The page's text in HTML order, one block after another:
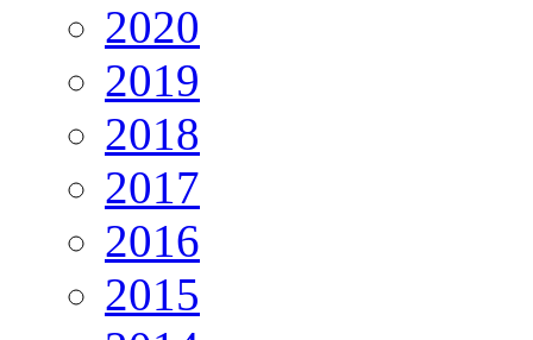
2020
2019
2018
2017
2016
2015